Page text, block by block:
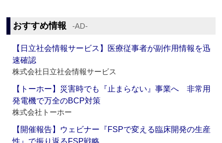
おすすめ情報 ‐AD‐
【日立社会情報サービス】医療従事者が副作用情報を迅
速確認
株式会社日立社会情報サービス
【トーホー】災害時でも『止まらない』事業へ 非常用
発電機で万全のBCP対策
株式会社トーホー
【開催報告】ウェビナー『FSPで変える臨床開発の生産